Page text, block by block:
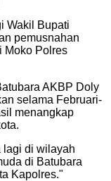
Wakil Bupati
pemusnahan
Moko Polres
AKBP Doly
selama Februari-
menangkap
lagi di wilayah
di Batubara
Kapolres."